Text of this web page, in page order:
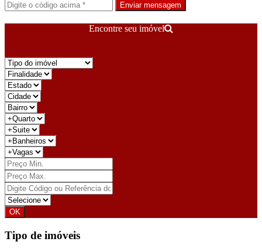
Enviar mensagem
Encontre seu imóvel
Tipo de imóveis